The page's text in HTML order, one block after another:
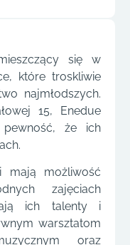
się w
które troskliwie
najmłodszych.
15, Enedue
że ich
mają możliwość
zajęciach
ich talenty i
warsztatom
oraz